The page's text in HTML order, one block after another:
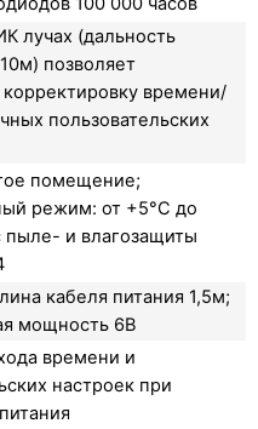
лучах (дальность
позволяет
корректировку времени/
пользовательских
помещение;
режим: от +5°C до
пыле- и влагозащиты
кабеля питания 1,5м;
мощность 6В
времени и
настроек при